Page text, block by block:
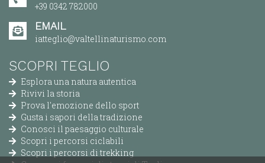
+39 0342 782000
EMAIL
iatteglio@valtellinaturismo.com
SCOPRI TEGLIO
Esplora una natura autentica
Rivivi la storia
Prova l'emozione dello sport
Gusta i sapori della tradizione
Conosci il paesaggio culturale
Scopri i percorsi ciclabili
Scopri i percorsi di trekking